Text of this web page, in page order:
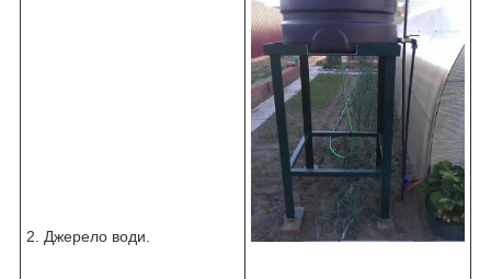
2. Джерело води.